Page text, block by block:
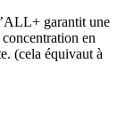
garantit une
en
(cela équivaut à